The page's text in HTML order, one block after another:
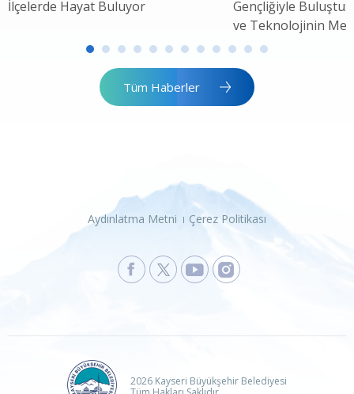
İlçelerde Hayat Buluyor
Gençliğiyle Buluştu:
ve Teknolojinin
Tüm Haberler
Aydınlatma Metni Çerez Politikası
2026 Kayseri Büyükşehir Belediyesi